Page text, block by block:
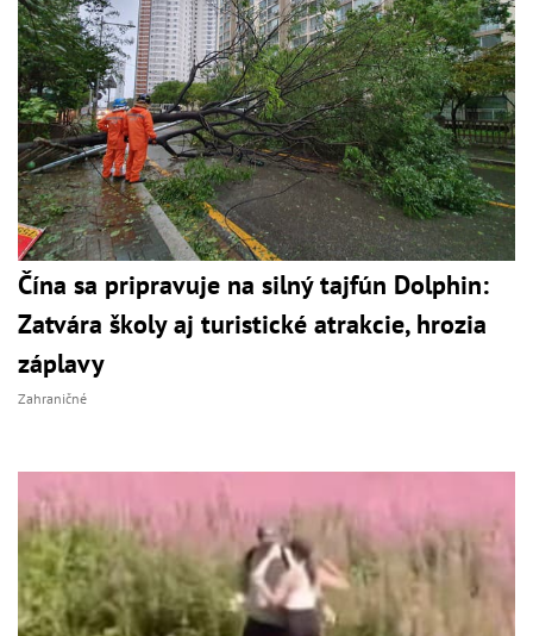
Čína sa pripravuje na silný tajfún Dolphin:
Zatvára školy aj turistické atrakcie, hrozia
záplavy
Zahraničné